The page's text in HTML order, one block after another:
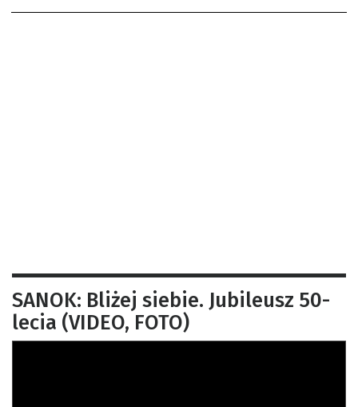
SANOK: Bliżej siebie. Jubileusz 50-
lecia (VIDEO, FOTO)